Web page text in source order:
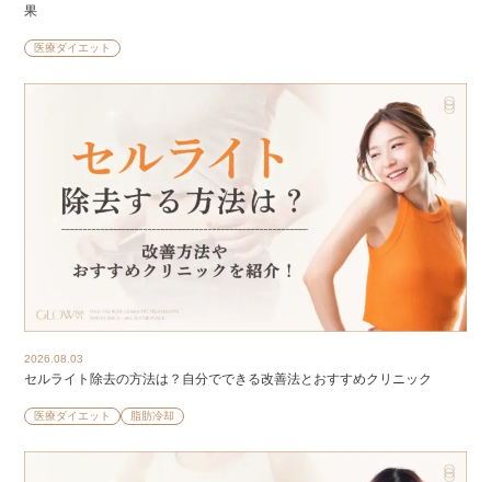
果
医療ダイエット
2026.08.03
セルライト除去の方法は？自分でできる改善法とおすすめクリニック
医療ダイエット 脂肪冷却